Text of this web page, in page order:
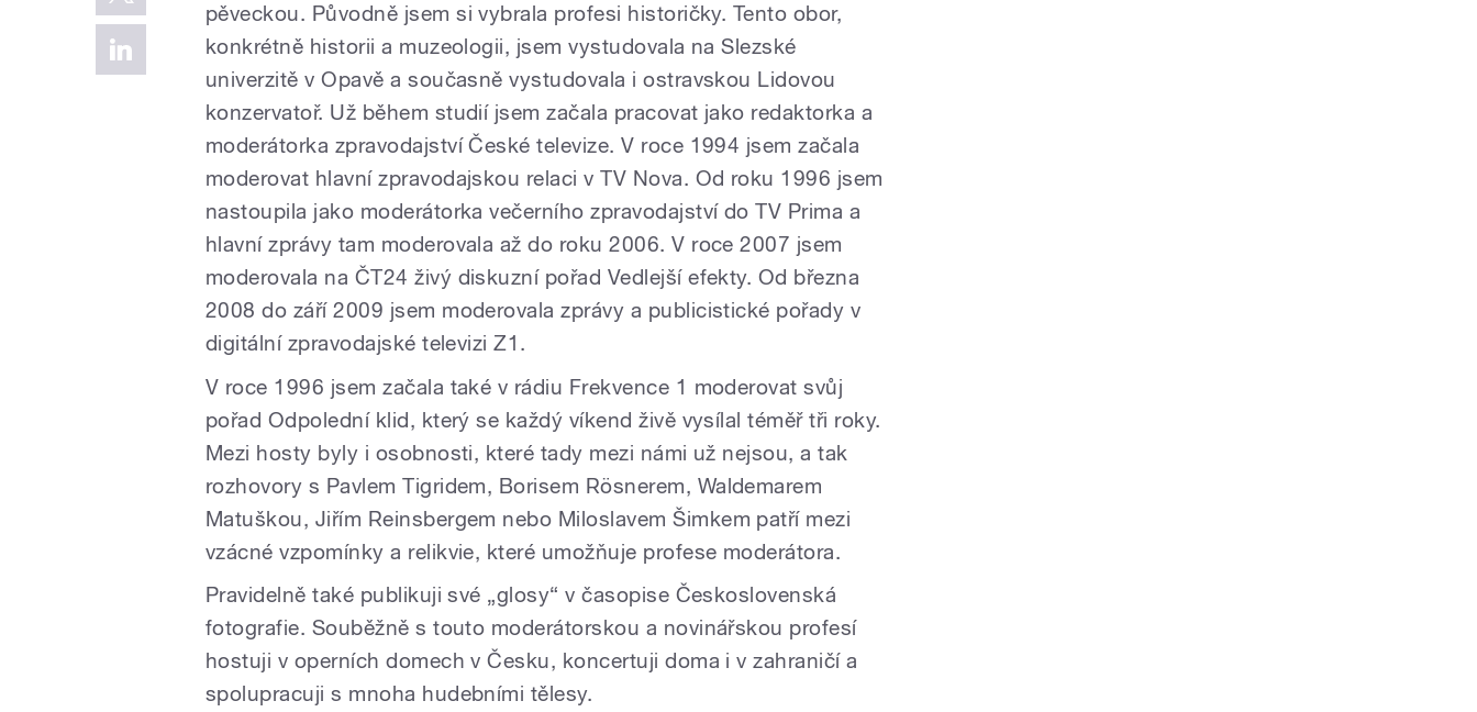
pěveckou. Původně jsem si vybrala profesi historičky. Tento obor,
konkrétně historii a muzeologii, jsem vystudovala na Slezské
univerzitě v Opavě a současně vystudovala i ostravskou Lidovou
konzervatoř. Už během studií jsem začala pracovat jako redaktorka a
moderátorka zpravodajství České televize. V roce 1994 jsem začala
moderovat hlavní zpravodajskou relaci v TV Nova. Od roku 1996 jsem
nastoupila jako moderátorka večerního zpravodajství do TV Prima a
hlavní zprávy tam moderovala až do roku 2006. V roce 2007 jsem
moderovala na ČT24 živý diskuzní pořad Vedlejší efekty. Od března
2008 do září 2009 jsem moderovala zprávy a publicistické pořady v
digitální zpravodajské televizi Z1.
V roce 1996 jsem začala také v rádiu Frekvence 1 moderovat svůj
pořad Odpolední klid, který se každý víkend živě vysílal téměř tři roky.
Mezi hosty byly i osobnosti, které tady mezi námi už nejsou, a tak
rozhovory s Pavlem Tigridem, Borisem Rösnerem, Waldemarem
Matuškou, Jiřím Reinsbergem nebo Miloslavem Šimkem patří mezi
vzácné vzpomínky a relikvie, které umožňuje profese moderátora.
Pravidelně také publikuji své „glosy“ v časopise Československá
fotografie. Souběžně s touto moderátorskou a novinářskou profesí
hostuji v operních domech v Česku, koncertuji doma i v zahraničí a
spolupracuji s mnoha hudebními tělesy.